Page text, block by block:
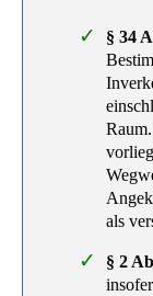
§ 34
als
§ 2